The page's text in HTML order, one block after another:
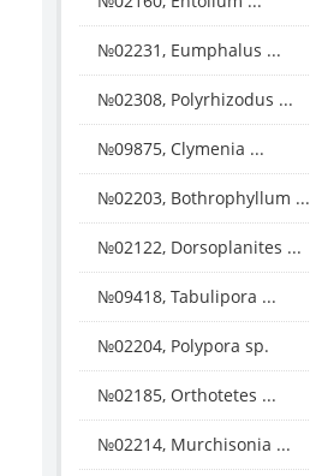
№02231, Eumphalus ...
№02308, Polyrhizodus ...
№09875, Clymenia ...
№02203, Bothrophyllum ...
№02122, Dorsoplanites ...
№09418, Tabulipora ...
№02204, Polypora sp.
№02185, Orthotetes ...
№02214, Murchisonia ...